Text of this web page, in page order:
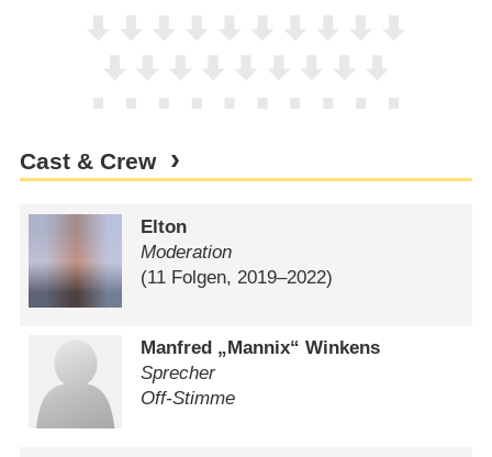
Cast & Crew
Elton
Moderation
(11 Folgen, 2019⁠–⁠2022)
Manfred „Mannix“ Winkens
Sprecher
Off-Stimme